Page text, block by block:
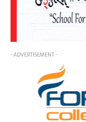
- ADVERTISEMENT -